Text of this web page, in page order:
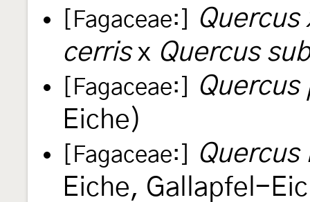
[Fagaceae:]
Quercus
cerrisx Quercus
[Fagaceae:]
Quercus
Eiche)
[Fagaceae:]
Quercus
Eiche, Gallapfel-